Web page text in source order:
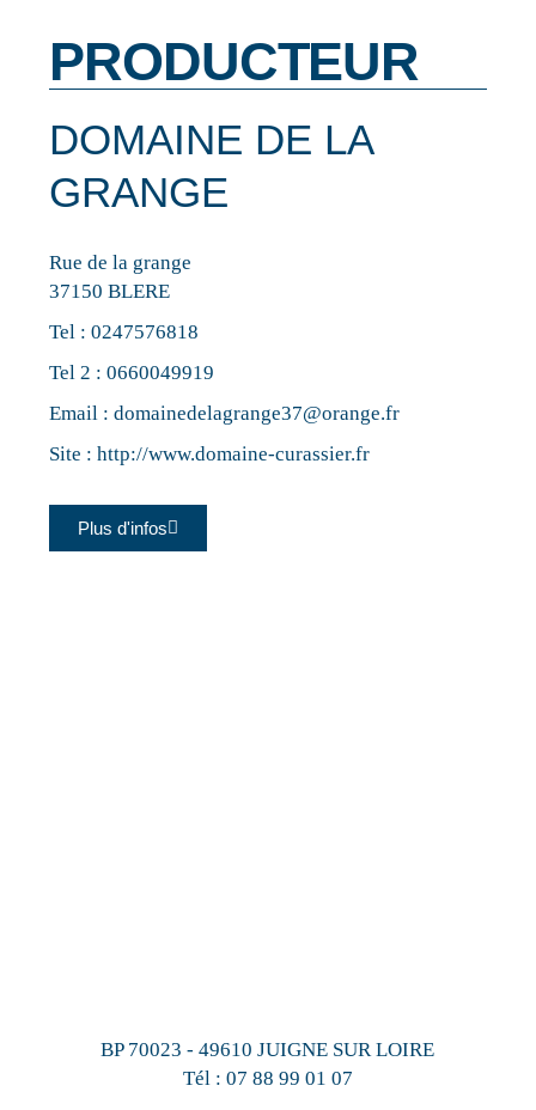
PRODUCTEUR
DOMAINE DE LA
GRANGE
Rue de la grange
37150 BLERE
Tel :0247576818
Tel 2 :0660049919
Email :domainedelagrange37@orange.fr
Site :http://www.domaine-curassier.fr
Plus d'infos
BP 70023 - 49610 JUIGNE SUR LOIRE
Tél : 07 88 99 01 07